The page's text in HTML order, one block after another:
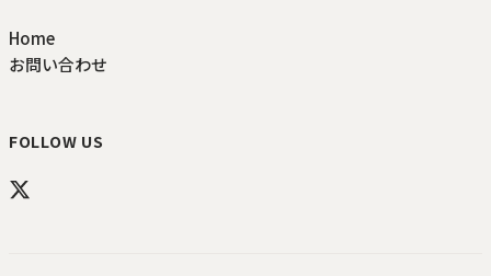
Home
お問い合わせ
FOLLOW US